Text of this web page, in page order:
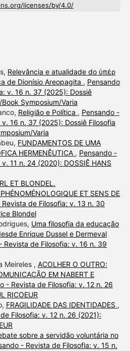
licenses/by/4.0/
Relevância e atualidade do ὑπέρ
de Dionísio Areopagita , Pensando
v. 16 n. 37 (2025): Dossiê
Symposium/Varia
Religião e Política , Pensando -
16 n. 37 (2025): Dossiê Filosofia
Varia
FUNDAMENTOS DE UMA
HERMENÊUTICA , Pensando -
11 n. 24 (2020): DOSSIÊ HANS
ET BLONDEL.
ET SENS DE
de Filosofia: v. 13 n. 30
Blondel
Uma filosofia da educação
Enrique Dussel e Dermeval
Revista de Filosofia: v. 16 n. 39
Meireles , ACOLHER O OUTRO:
EM NABERT E
- Revista de Filosofia: v. 12 n. 26
RICOEUR
FRAGILIDADE DAS IDENTIDADES ,
Filosofia: v. 12 n. 26 (2021):
sobre a servidão voluntária no
- Revista de Filosofia: v. 15 n.